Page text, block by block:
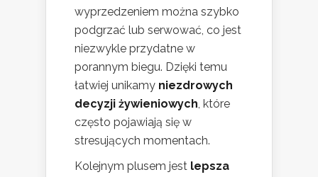
wyprzedzeniem można szybko
podgrzać lub serwować, co jest
niezwykle przydatne w
porannym biegu. Dzięki temu
łatwiej unikamy niezdrowych
decyzji żywieniowych, które
często pojawiają się w
stresujących momentach.
Kolejnym plusem jest lepsza